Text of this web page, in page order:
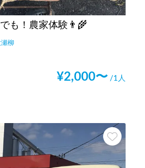
も！農家体験👨‍🌾
柳
¥2,000〜 /1人